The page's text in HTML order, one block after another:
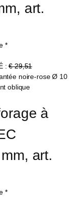
art.
*
:€ 29,51
à
art.
*